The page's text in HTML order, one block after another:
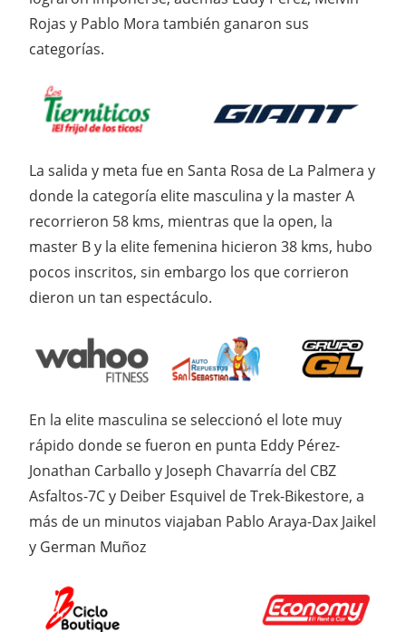
Rojas y Pablo Mora también ganaron sus
categorías.
La salida y meta fue en Santa Rosa de La Palmera y
donde la categoría elite masculina y la master A
recorrieron 58 kms, mientras que la open, la
master B y la elite femenina hicieron 38 kms, hubo
pocos inscritos, sin embargo los que corrieron
dieron un tan espectáculo.
En la elite masculina se seleccionó el lote muy
rápido donde se fueron en punta Eddy Pérez-
Jonathan Carballo y Joseph Chavarría del CBZ
Asfaltos-7C y Deiber Esquivel de Trek-Bikestore, a
más de un minutos viajaban Pablo Araya-Dax Jaikel
y German Muñoz